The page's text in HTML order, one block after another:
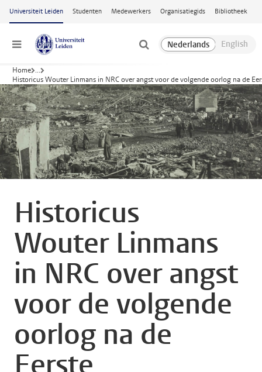
Ga naar hoofdinhoud
Universiteit Leiden Studenten Medewerkers Organisatiegids Bibliotheek
Menu
Home ...
Historicus Wouter Linmans in NRC over angst voor de volgende oorlog na de
Historicus
Wouter Linmans
in NRC over angst
voor de volgende
oorlog na de